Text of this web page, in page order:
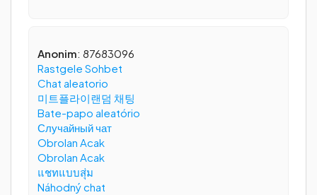
Anonim: 87683096
Rastgele Sohbet
Chat aleatorio
미트플라이랜덤 채팅
Bate-papo aleatório
Случайный чат
Obrolan Acak
Obrolan Acak
แชทแบบสุ่ม
Náhodný chat